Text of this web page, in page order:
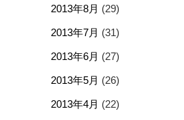
2013年8月 (29)
2013年7月 (31)
2013年6月 (27)
2013年5月 (26)
2013年4月 (22)